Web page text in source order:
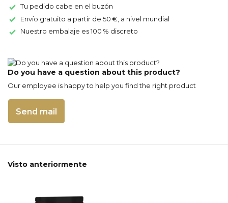
Tu pedido cabe en el buzón
Envío gratuito a partir de 50 €, a nivel mundial
Nuestro embalaje es 100 % discreto
Do you have a question about this product?
Our employee is happy to help you find the right product
Send mail
Visto anteriormente